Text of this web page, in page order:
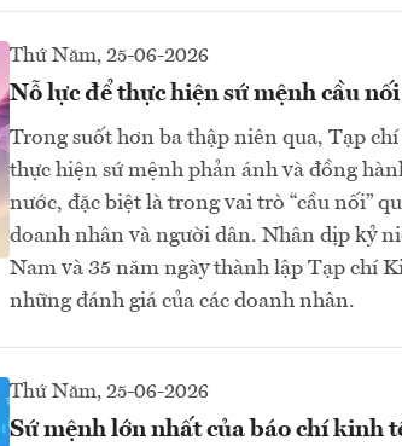
Thứ Năm, 25-06-2026
Nỗ lực để thực hiện sứ mệnh cầu
Trong suốt hơn ba thập niên qua, Tạp
thực hiện sứ mệnh phản ánh và đồng
nước, đặc biệt là trong vai trò “cầu nối”
doanh nhân và người dân. Nhân dịp kỷ
Nam và 35 năm ngày thành lập Tạp chí
những đánh giá của các doanh nhân.
Thứ Năm, 25-06-2026
Sứ mệnh lớn nhất của báo chí kinh